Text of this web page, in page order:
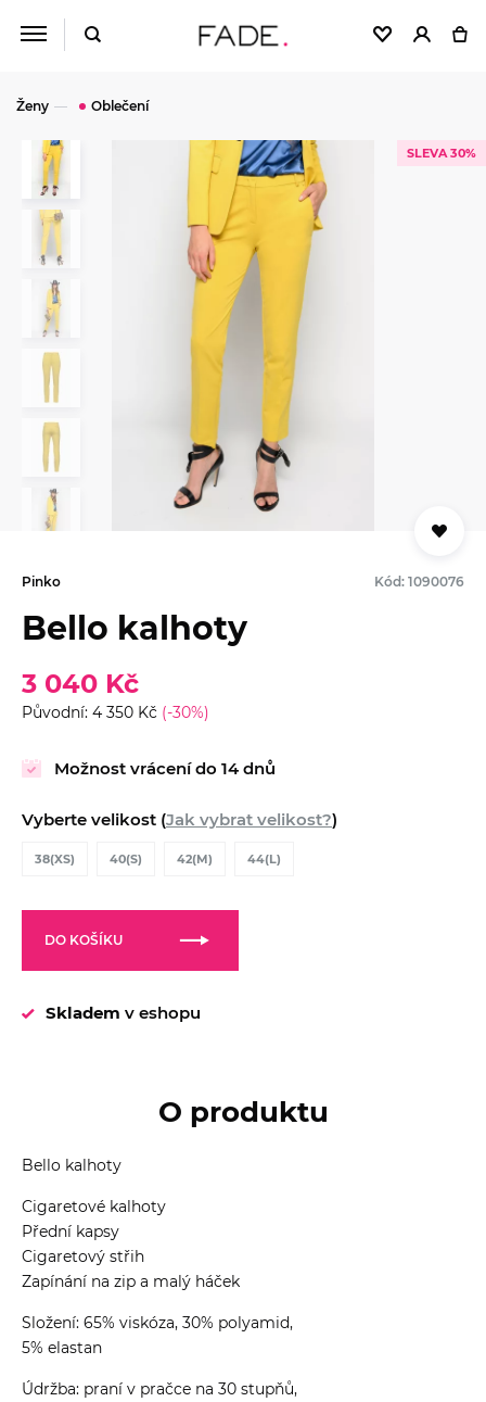
Ženy Oblečení
SLEVA 30%
Pinko Kód: 1090076
Bello kalhoty
3 040 Kč
Původní: 4 350 Kč (-30%)
Možnost vrácení do 14 dnů
Vyberte velikost (Jak vybrat velikost?)
38(XS) 40(S) 42(M) 44(L)
DO KOŠÍKU
Skladem v eshopu
O produktu
Bello kalhoty
Cigaretové kalhoty
Přední kapsy
Cigaretový střih
Zapínání na zip a malý háček
Složení: 65% viskóza, 30% polyamid,
5% elastan
Údržba: praní v pračce na 30 stupňů,